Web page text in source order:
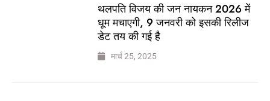
थलपति विजय की जन नायकन 2026 में
धूम मचाएगी, 9 जनवरी को इसकी रिलीज
डेट तय की गई है
मार्च 25, 2025